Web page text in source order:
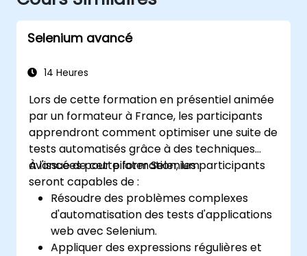
Selenium avancé
14 Heures
Lors de cette formation en présentiel animée
par un formateur à France, les participants
apprendront comment optimiser une suite de
tests automatisés grâce à des techniques
avancées pour piloter Selenium.
À l'issue de cette formation, les participants
seront capables de :
Résoudre des problèmes complexes
d'automatisation des tests d'applications
web avec Selenium.
Appliquer des expressions régulières et